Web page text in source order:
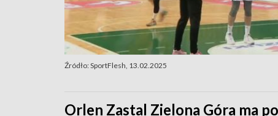
Źródło: SportFlesh, 13.02.2025
Orlen Zastal Zielona Góra ma